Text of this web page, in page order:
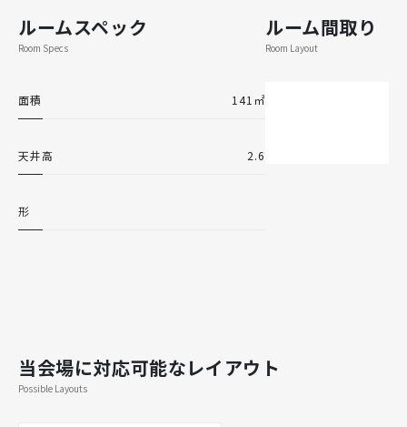
ルームスペック
Room Specs
面積 141㎡
天井高 2.6
形
ルーム間取り
Room Layout
当会場に対応可能なレイアウト
Possible Layouts